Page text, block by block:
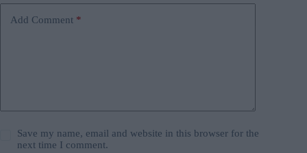
Add Comment *
Save my name, email and website in this browser for the
next time I comment.